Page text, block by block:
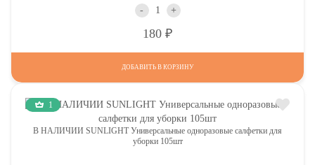
- +
180
ДОБАВИТЬ В КОРЗИНУ
1
В НАЛИЧИИ SUNLIGHT Универсальные одноразовые салфетки для
уборки 105шт